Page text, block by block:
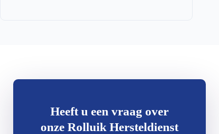
Heeft u een vraag over
onze Rolluik Hersteldienst